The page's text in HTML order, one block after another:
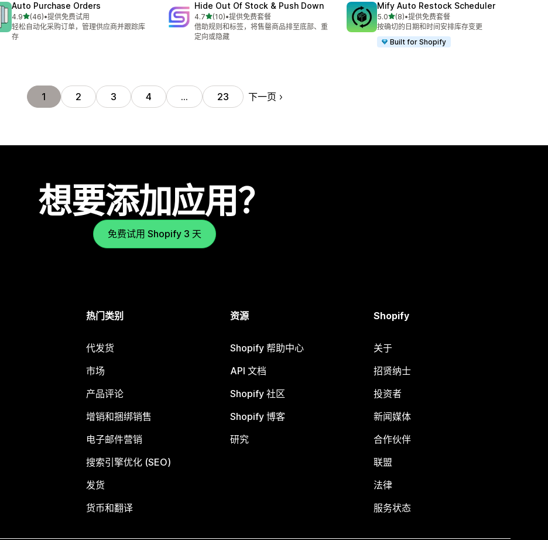
Auto Purchase Orders
4.9星（满分 5 星）
(46)
总共 46 条评论
•提供免费试用
轻松自动化采购订单，管理供应商并跟踪库
存
Hide Out Of Stock & Push Down
4.7星（满分 5 星）
(10)
总共 10 条评论
•提供免费套餐
借助规则和标签，将售罄商品排至底部、重
定向或隐藏
Mify Auto Restock Scheduler
5.0星（满分 5 星）
(8)
总共 8 条评论
•提供免费套餐
按确切的日期和时间安排库存变更
Built for Shopify
1 2 3 4 … 23 下一页
想要添加应用？
免费试用 Shopify 3 天
热门类别
代发货
市场
产品评论
增销和捆绑销售
电子邮件营销
搜索引擎优化 (SEO)
发货
货币和翻译
资源
Shopify 帮助中心
API 文档
Shopify 社区
Shopify 博客
研究
Shopify
关于
招贤纳士
投资者
新闻媒体
合作伙伴
联盟
法律
服务状态